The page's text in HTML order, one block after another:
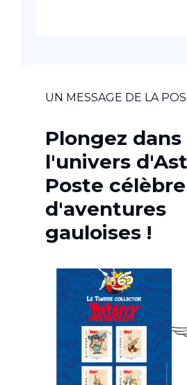
UN MESSAGE DE LA
Plongez dans
l'univers
Poste
d'aventures
gauloises !